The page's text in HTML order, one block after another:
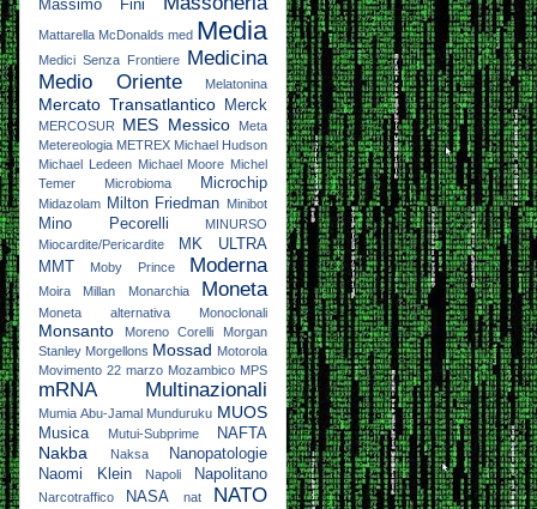
Massimo Fini
Mattarella McDonalds med Media
Medici Senza Frontiere Medicina
Medio Oriente
Melatonina
Mercato Transatlantico Merck
MERCOSUR MES Messico
Meta
Metereologia METREX Michael Hudson
Michael Ledeen Michael Moore Michel
Temer
Microbioma Microchip
Midazolam Milton Friedman Minibot
Mino Pecorelli
MINURSO
Miocardite/Pericardite
MK ULTRA
MMT
Moby Prince Moderna
Moira Millan Monarchia Moneta
Moneta alternativa Monoclonali
Monsanto Moreno Corelli
Morgan
Stanley Morgellons Mossad Motorola
Movimento 22 marzo Mozambico MPS
mRNA Multinazionali
Mumia Abu-Jamal Munduruku MUOS
Musica Mutui-Subprime NAFTA
Nakba Naksa
Nanopatologie
Naomi Klein
Napoli Napolitano
Narcotraffico NASA nat NATO